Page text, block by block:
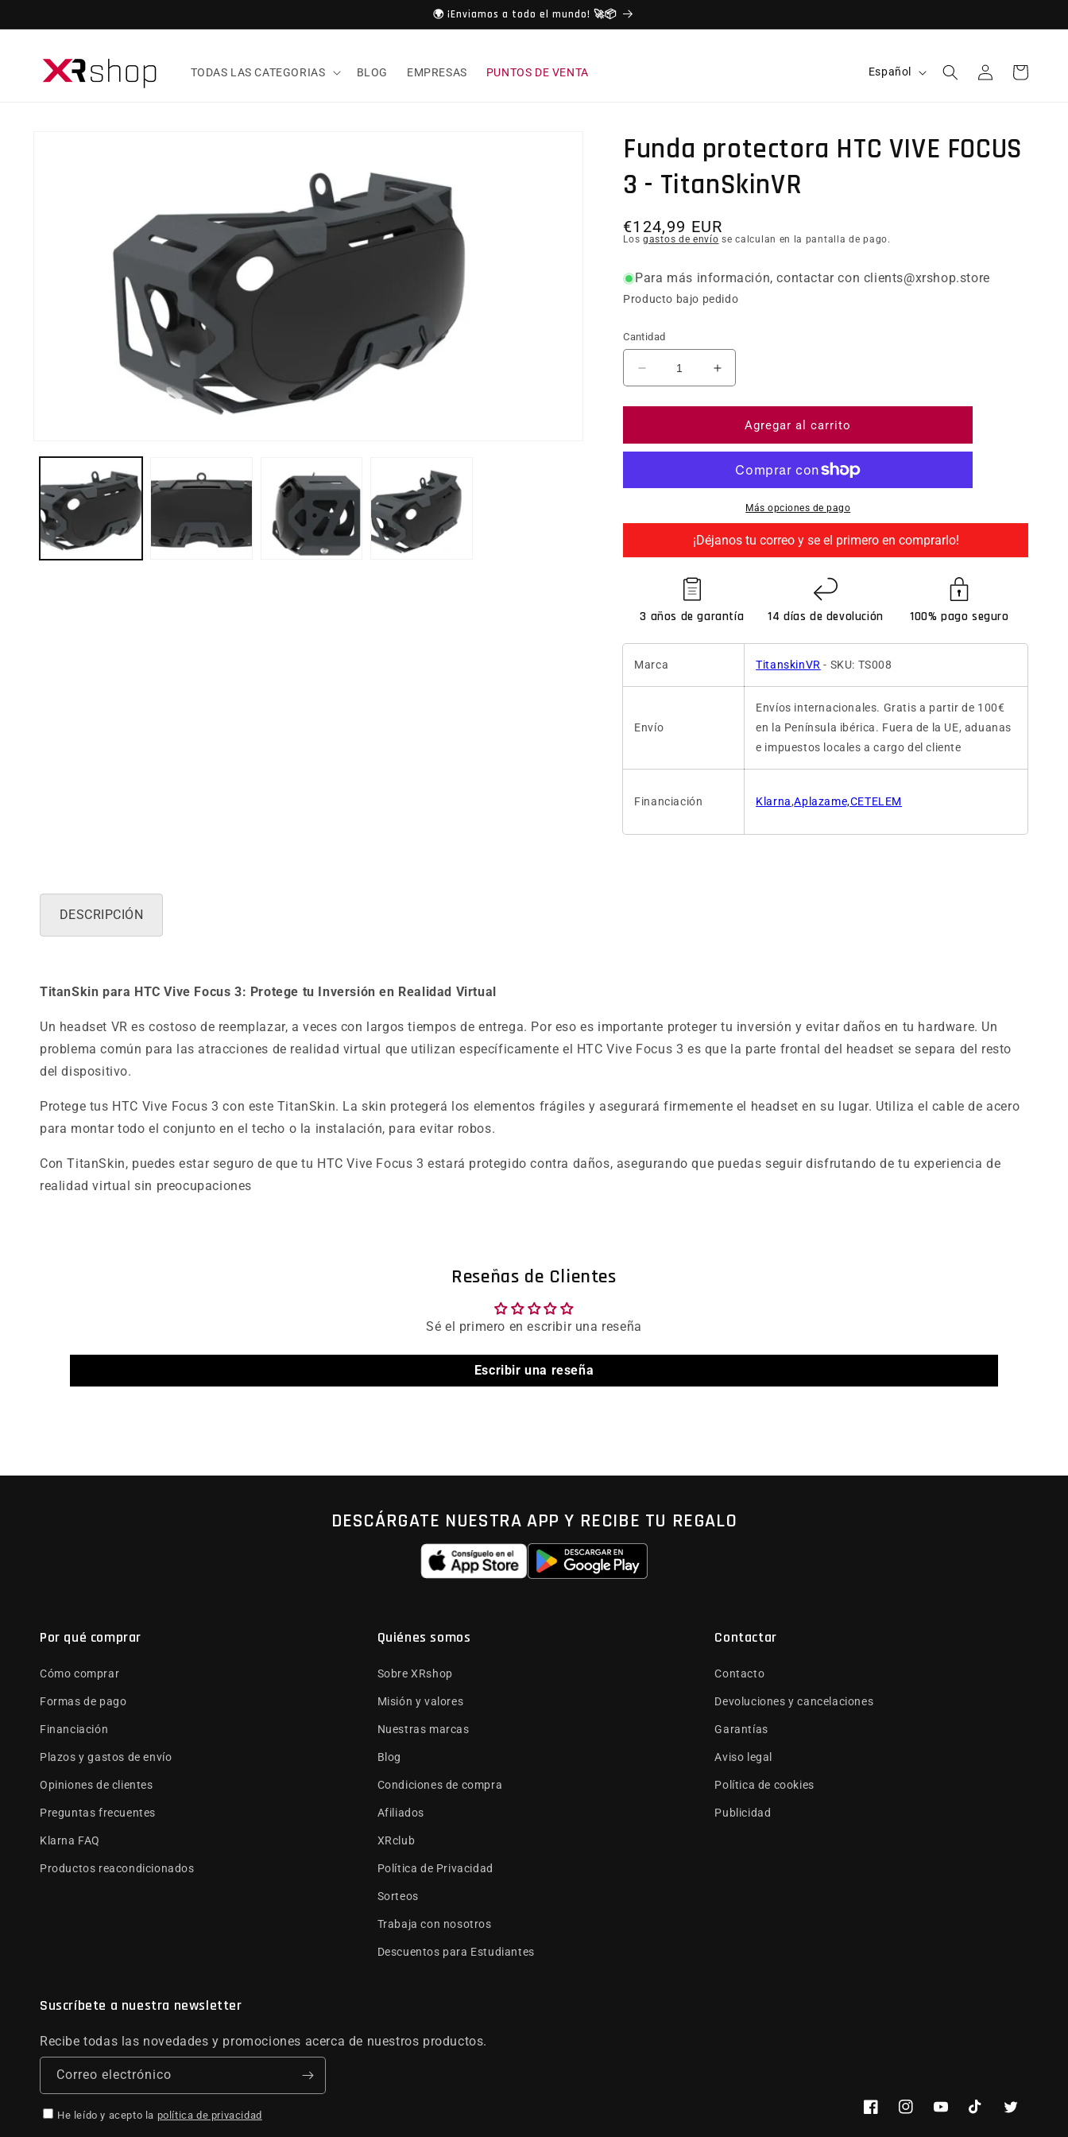
🌍 ¡Enviamos a todo el mundo! 🚀📦
TODAS LAS CATEGORIAS BLOG EMPRESAS PUNTOS DE VENTA Idioma
Español Iniciar sesiónCarrito
Funda protectora HTC VIVE FOCUS
3 - TitanSkinVR
Precio habitual
€124,99 EUR
Los gastos de envío se calculan en la pantalla de pago.
Para más información, contactar con clients@xrshop.store
Producto bajo pedido
Cantidad
Reducir cantidad para Funda protectora HTC VIVE FOCUS 3 -
Aumentar cantidad para Funda protectora HTC VIVE
Agregar al carrito
Más opciones de pago
¡Déjanos tu correo y se el primero en comprarlo!
3 años de garantía 14 días de devolución 100% pago seguro
Marca TitanskinVR - SKU: TS008
Envío
Envíos internacionales. Gratis a partir de 100€
en la Península ibérica. Fuera de la UE, aduanas
e impuestos locales a cargo del cliente
Financiación Klarna,Aplazame,CETELEM
DESCRIPCIÓN
TitanSkin para HTC Vive Focus 3: Protege tu Inversión en Realidad Virtual
Un headset VR es costoso de reemplazar, a veces con largos tiempos de entrega. Por eso es importante proteger tu inversión y evitar daños en tu hardware. Un
problema común para las atracciones de realidad virtual que utilizan específicamente el HTC Vive Focus 3 es que la parte frontal del headset se separa del resto
del dispositivo.
Protege tus HTC Vive Focus 3 con este TitanSkin. La skin protegerá los elementos frágiles y asegurará firmemente el headset en su lugar. Utiliza el cable de acero
para montar todo el conjunto en el techo o la instalación, para evitar robos.
Con TitanSkin, puedes estar seguro de que tu HTC Vive Focus 3 estará protegido contra daños, asegurando que puedas seguir disfrutando de tu experiencia de
realidad virtual sin preocupaciones
Reseñas de Clientes
Sé el primero en escribir una reseña
Escribir una reseña
DESCÁRGATE NUESTRA APP Y RECIBE TU REGALO
Por qué comprar
Cómo comprar
Formas de pago
Financiación
Plazos y gastos de envío
Opiniones de clientes
Preguntas frecuentes
Klarna FAQ
Productos reacondicionados
Quiénes somos
Sobre XRshop
Misión y valores
Nuestras marcas
Blog
Condiciones de compra
Afiliados
XRclub
Política de Privacidad
Sorteos
Trabaja con nosotros
Descuentos para Estudiantes
Contactar
Contacto
Devoluciones y cancelaciones
Garantías
Aviso legal
Política de cookies
Publicidad
Suscríbete a nuestra newsletter
Recibe todas las novedades y promociones acerca de nuestros productos.
Correo electrónico
He leído y acepto la política de privacidad FacebookInstagramYouTubeTikTok Twitter